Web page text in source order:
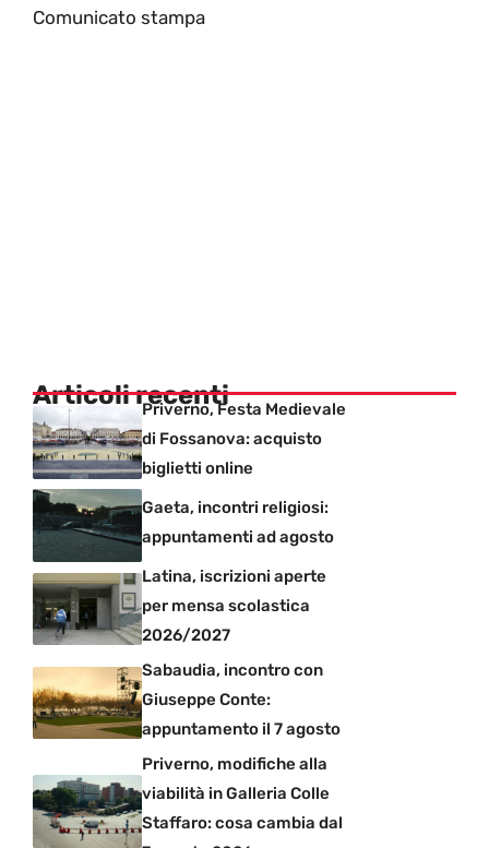
Comunicato stampa
Articoli recentiPriverno, Festa Medievale
di Fossanova: acquisto
biglietti online
Gaeta, incontri religiosi:
appuntamenti ad agosto
Latina, iscrizioni aperte
per mensa scolastica
2026/2027
Sabaudia, incontro con
Giuseppe Conte:
appuntamento il 7 agosto
Priverno, modifiche alla
viabilità in Galleria Colle
Staffaro: cosa cambia dal